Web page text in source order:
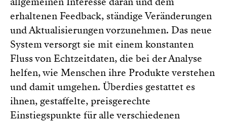
erhaltenen Feedback, ständige Veränderungen
und Aktualisierungen vorzunehmen. Das neue
System versorgt sie mit einem konstanten
Fluss von Echtzeitdaten, die bei der Analyse
helfen, wie Menschen ihre Produkte verstehen
und damit umgehen. Überdies gestattet es
ihnen, gestaffelte, preisgerechte
Einstiegspunkte für alle verschiedenen